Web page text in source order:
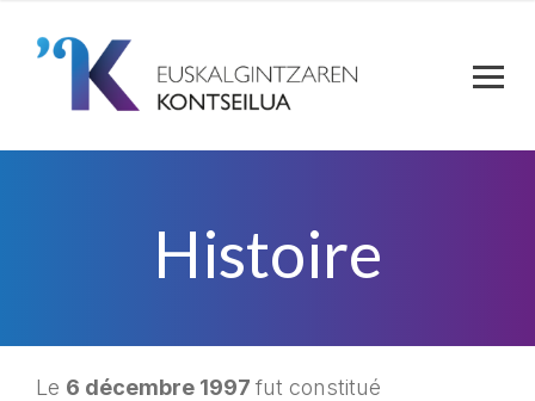
Histoire
Le 6 décembre 1997 fut constitué